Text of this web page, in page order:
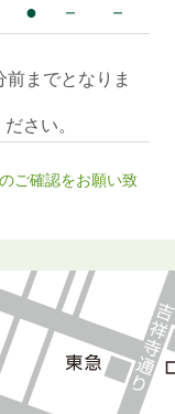
までとなりま
さい。
● － －
ご確認をお願い致